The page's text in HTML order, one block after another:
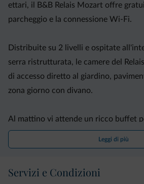
ettari, il B&B Relais Mozart offre
parcheggio e la connessione Wi-Fi.
Distribuite su 2 livelli e ospitate
serra ristrutturata, le camere del
di accesso diretto al giardino,
zona giorno con divano.
Al mattino vi attende un ricco buffet
di pane, torte e marmellate fatte in
frutta del giardino. Potrete gustare la
Leggi di più
Servizi e Condizioni